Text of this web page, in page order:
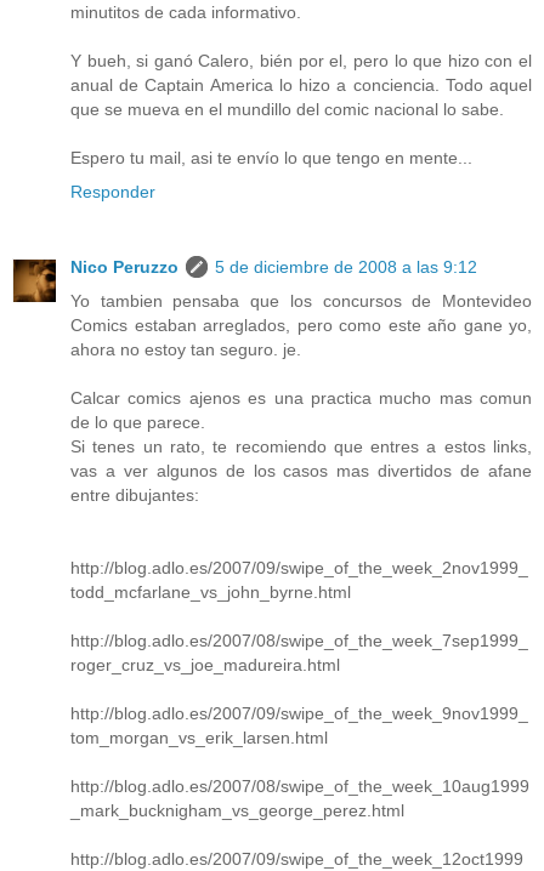
minutitos de cada informativo.
Y bueh, si ganó Calero, bién por el, pero lo que hizo con el
anual de Captain America lo hizo a conciencia. Todo aquel
que se mueva en el mundillo del comic nacional lo sabe.
Espero tu mail, asi te envío lo que tengo en mente...
Responder
Nico Peruzzo
5 de diciembre de 2008 a las 9:12
Yo tambien pensaba que los concursos de Montevideo
Comics estaban arreglados, pero como este año gane yo,
ahora no estoy tan seguro. je.
Calcar comics ajenos es una practica mucho mas comun
de lo que parece.
Si tenes un rato, te recomiendo que entres a estos links,
vas a ver algunos de los casos mas divertidos de afane
entre dibujantes:
http://blog.adlo.es/2007/09/swipe_of_the_week_2nov1999_
todd_mcfarlane_vs_john_byrne.html
http://blog.adlo.es/2007/08/swipe_of_the_week_7sep1999_
roger_cruz_vs_joe_madureira.html
http://blog.adlo.es/2007/09/swipe_of_the_week_9nov1999_
tom_morgan_vs_erik_larsen.html
http://blog.adlo.es/2007/08/swipe_of_the_week_10aug1999
_mark_bucknigham_vs_george_perez.html
http://blog.adlo.es/2007/09/swipe_of_the_week_12oct1999